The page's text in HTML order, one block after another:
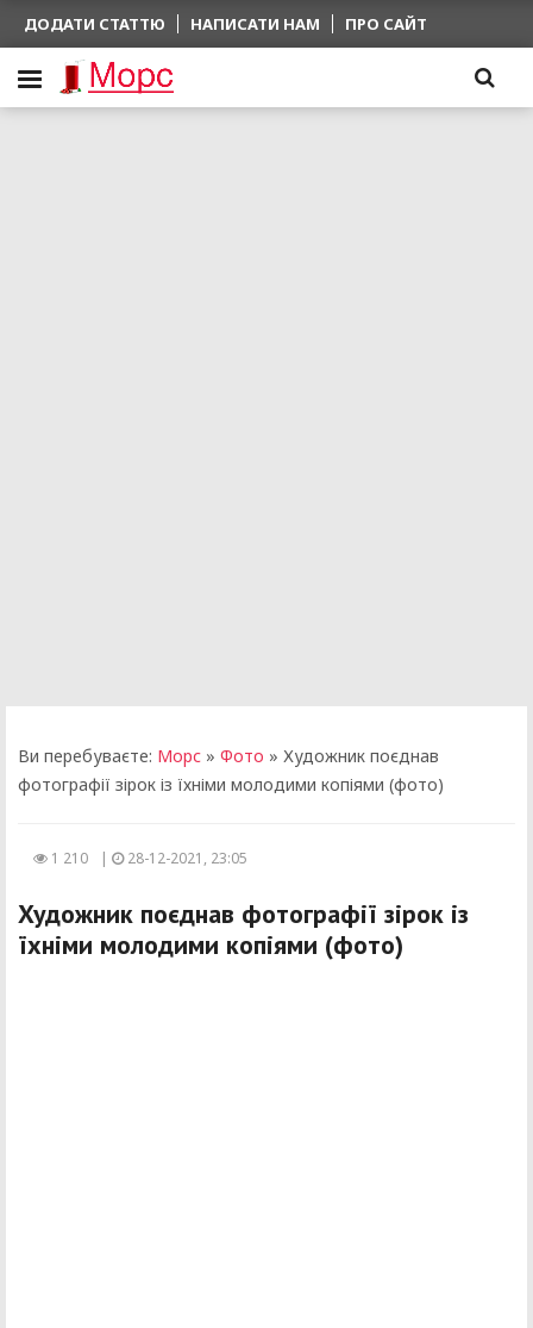
ДОДАТИ СТАТТЮ НАПИСАТИ НАМ ПРО САЙТ
Ви перебуваєте: Морс » Фото » Художник поєднав
фотографії зірок із їхніми молодими копіями (фото)
1 210 | 28-12-2021, 23:05
Художник поєднав фотографії зірок із
їхніми молодими копіями (фото)